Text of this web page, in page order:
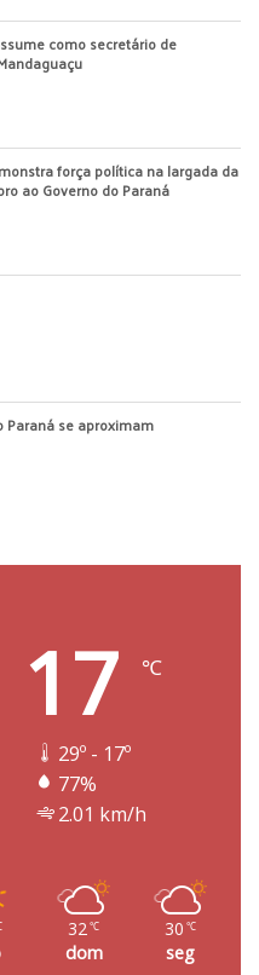
como secretário de
força política na largada da
ao Governo do Paraná
Paraná se aproximam
17 ℃
29º - 17º
77%
2.01 km/h
32 ℃
dom
30 ℃
seg